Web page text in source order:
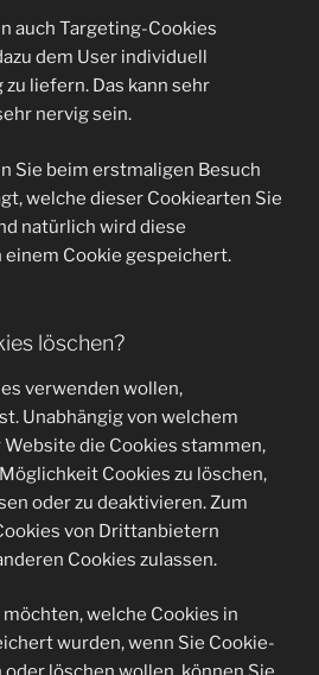
auch Targeting-Cookies
dem User individuell
liefern. Das kann sehr
nervig sein.
Sie beim erstmaligen Besuch
welche dieser Cookiearten Sie
natürlich wird diese
einem Cookie gespeichert.
löschen?
verwenden wollen,
Unabhängig von welchem
die Cookies stammen,
Cookies zu löschen,
oder zu deaktivieren. Zum
von Drittanbietern
Cookies zulassen.
welche Cookies in
wurden, wenn Sie Cookie-